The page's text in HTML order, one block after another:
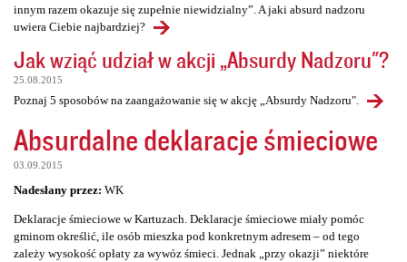
innym razem okazuje się zupełnie niewidzialny”. A jaki absurd nadzoru
uwiera Ciebie najbardziej?
Jak wziąć udział w akcji „Absurdy Nadzoru"?
25.08.2015
Poznaj 5 sposobów na zaangażowanie się w akcję „Absurdy Nadzoru".
Absurdalne deklaracje śmieciowe
03.09.2015
Nadesłany przez: WK
Deklaracje śmieciowe w Kartuzach. Deklaracje śmieciowe miały pomóc
gminom określić, ile osób mieszka pod konkretnym adresem – od tego
zależy wysokość opłaty za wywóz śmieci. Jednak „przy okazji” niektóre